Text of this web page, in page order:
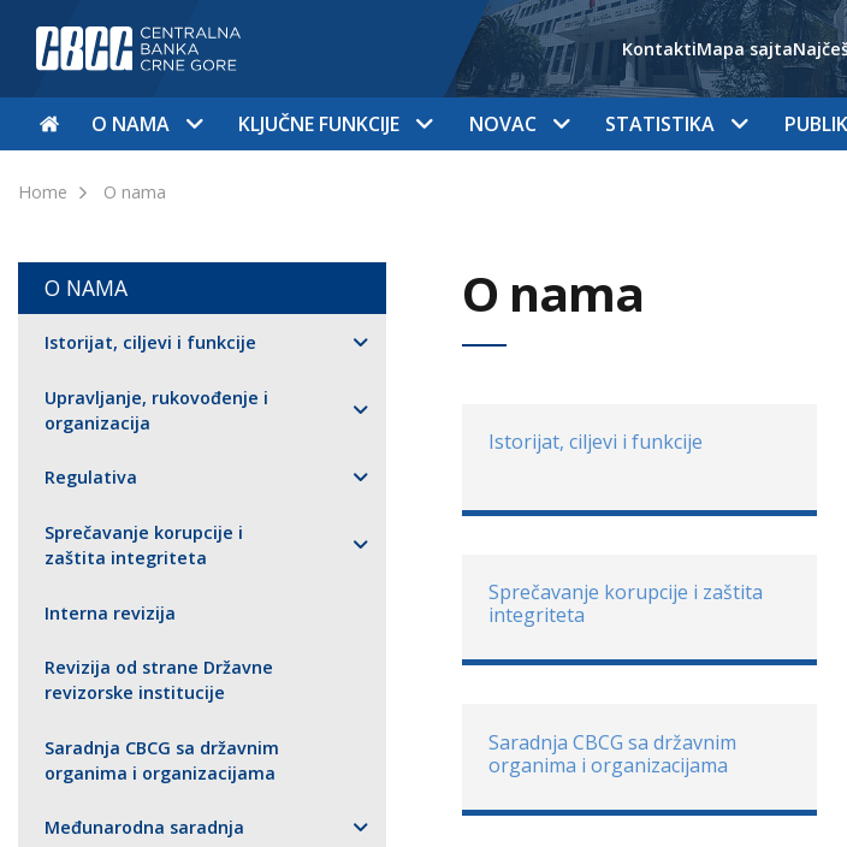
KontaktiMapa sajta
O NAMA KLJUČNE FUNKCIJE NOVAC STATISTIKA
Home O nama
O NAMA
Istorijat, ciljevi i funkcije
Upravljanje, rukovođenje i
organizacija
Regulativa
Sprečavanje korupcije i
zaštita integriteta
Interna revizija
Revizija od strane Državne
revizorske institucije
Saradnja CBCG sa državnim
organima i organizacijama
Međunarodna saradnja
O nama
Istorijat, ciljevi i funkcije
Sprečavanje korupcije i zaštita
integriteta
Saradnja CBCG sa državnim
organima i organizacijama